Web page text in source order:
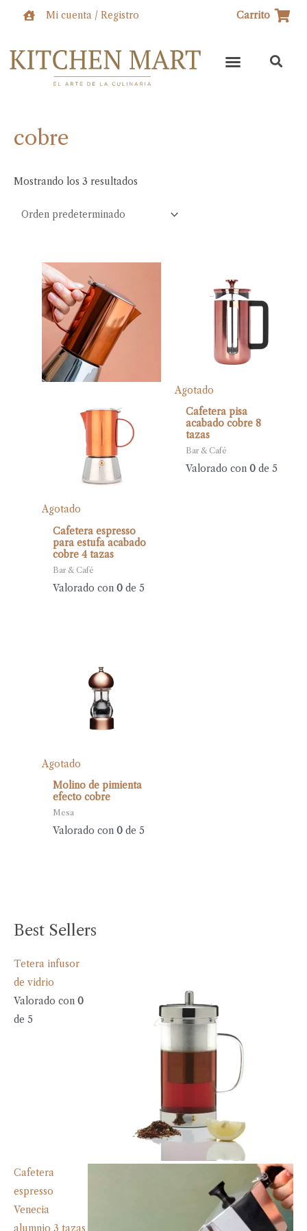
Mi cuenta / Registro Carrito
cobre
Mostrando los 3 resultados
Agotado
Cafetera espresso
para estufa acabado
cobre 4 tazas
Bar & Café
Valorado con0 de 5
Agotado
Cafetera pisa
acabado cobre 8
tazas
Bar & Café
Valorado con 0de 5
Agotado
Molino de pimienta
efecto cobre
Mesa
Valorado con0 de 5
Best Sellers
Tetera infusor
de vidrio
Valorado con 0
de 5
Cafetera
espresso
Venecia
alumnio 3 tazas